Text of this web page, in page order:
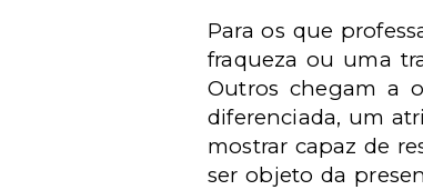
Para os que
fraqueza ou uma
Outros chegam a
diferenciada, um
mostrar capaz de
ser objeto da